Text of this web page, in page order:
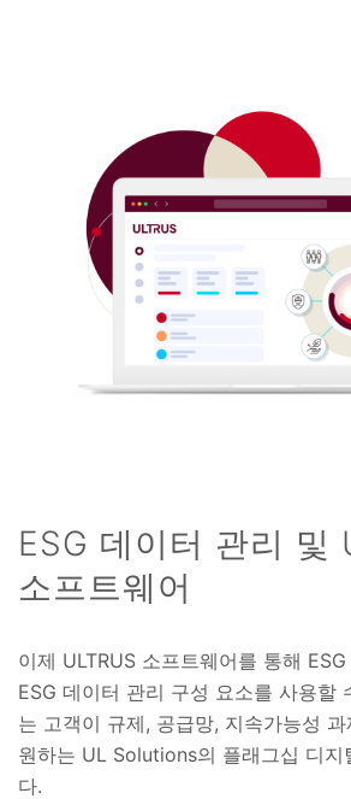
ESG 데이터 관리 및
소프트웨어
이제 ULTRUS 소프트웨어를 통해
ESG 데이터 관리 구성 요소를 사용할
는 고객이 규제, 공급망, 지속가능성
원하는 UL Solutions의 플래그십 디지
다.